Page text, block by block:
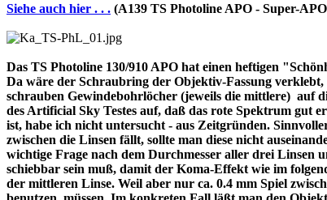
Siehe auch hier . . . (A139 TS Photoline APO - Super-
Das TS Photoline 130/910 APO hat einen heftigen
Da wäre der Schraubring der Objektiv-Fassung
schrauben Gewindebohrlöcher (jeweils die mittlere) auf
des Artificial Sky Testes auf, daß das rote Spektrum gut
ist, habe ich nicht untersucht - aus Zeitgründen.
zwischen die Linsen fällt, sollte man diese nicht
wichtige Frage nach dem Durchmesser aller drei Linsen
schiebbar sein muß, damit der Koma-Effekt wie im
der mittleren Linse. Weil aber nur ca. 0.4 mm Spiel